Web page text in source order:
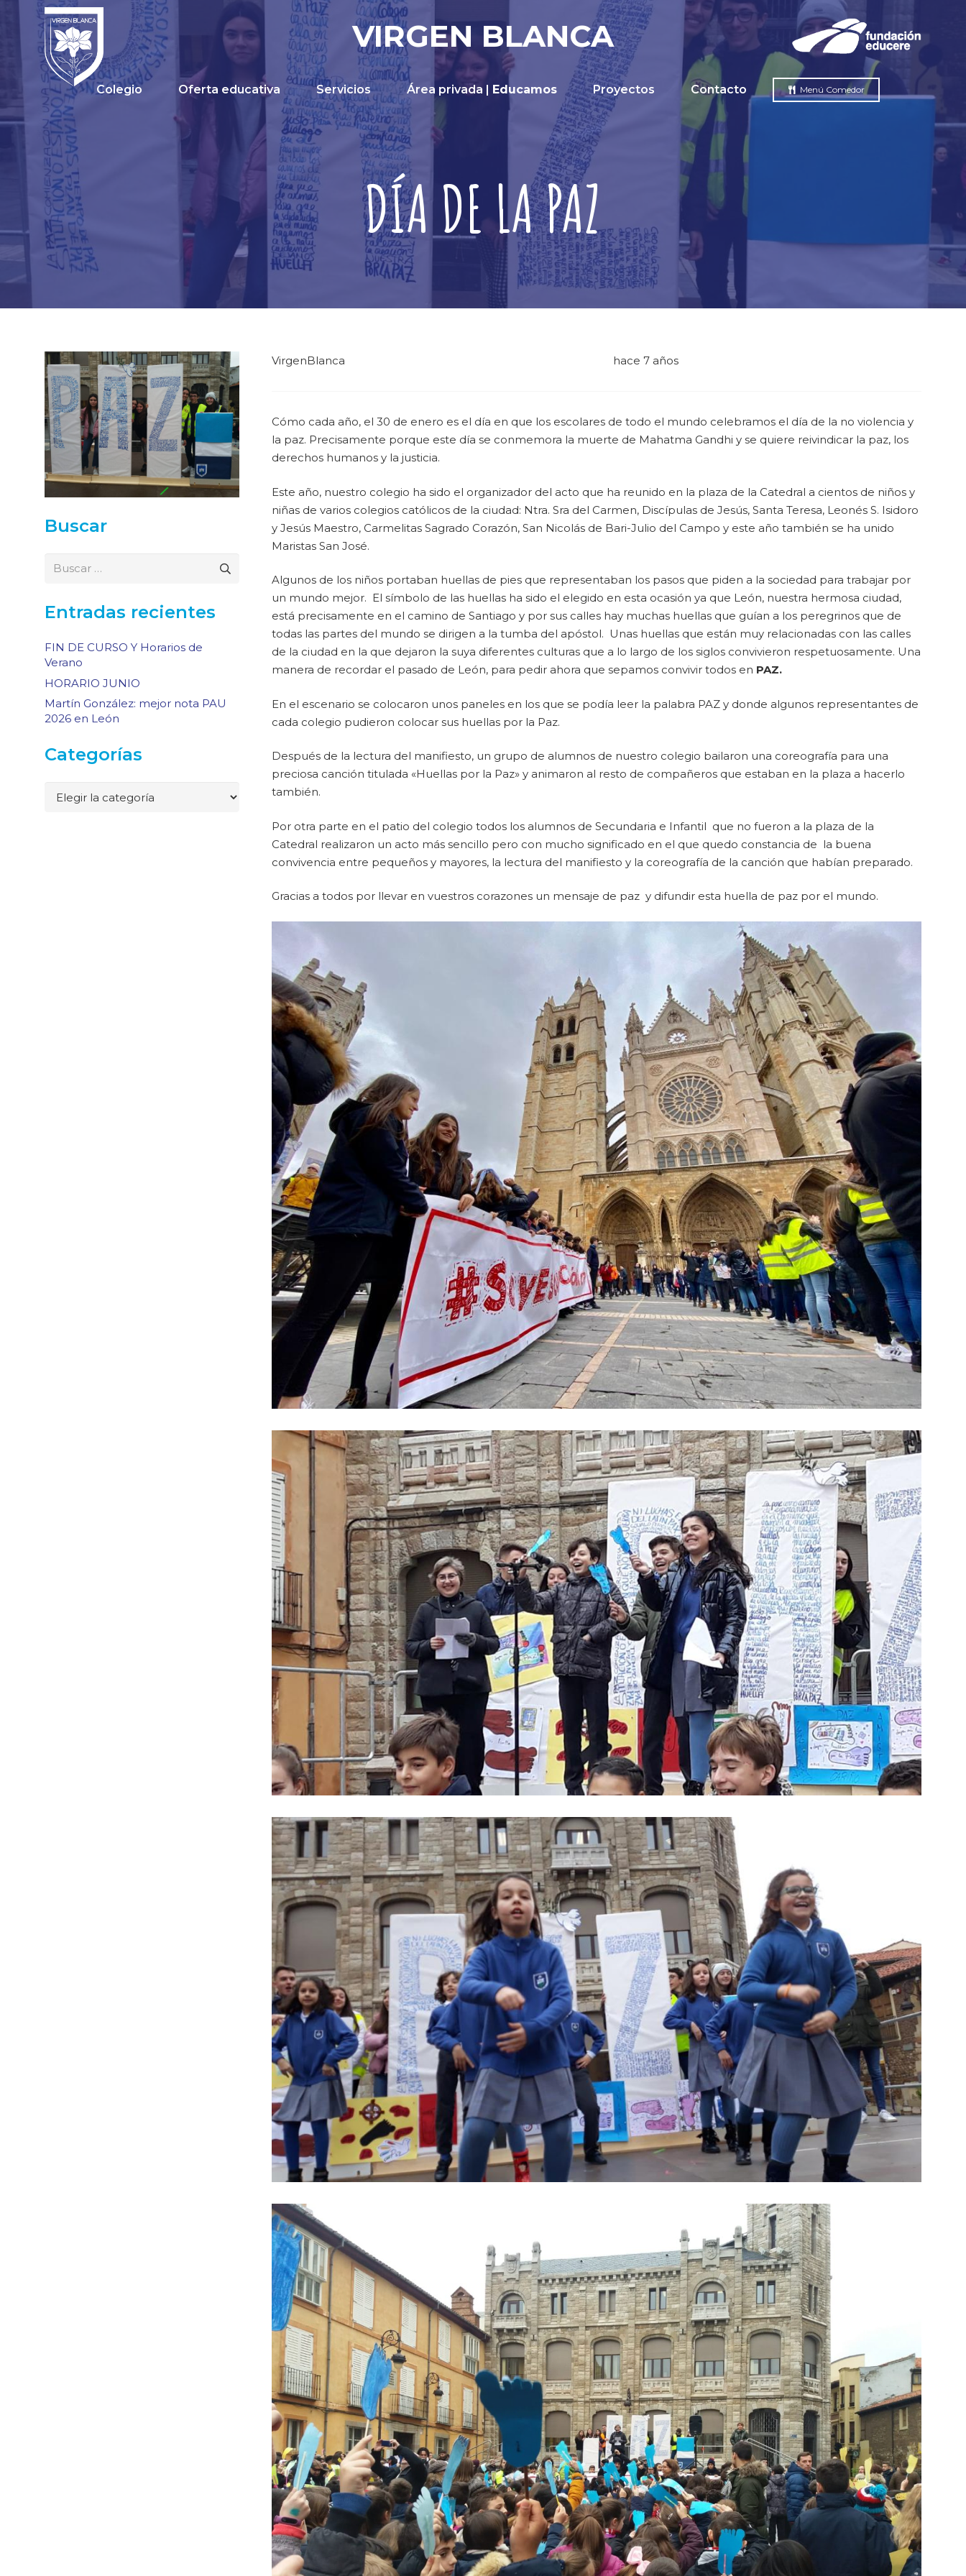
VIRGEN BLANCA
Colegio Oferta educativa Servicios Área privada | Educamos Proyectos Contacto Menú Comedor
DÍA DE LA PAZ
Buscar
Buscar:
Entradas recientes
FIN DE CURSO Y Horarios de
Verano
HORARIO JUNIO
Martín González: mejor nota PAU
2026 en León
Categorías
Categorías
VirgenBlanca hace 7 años
Cómo cada año, el 30 de enero es el día en que los escolares de todo el mundo celebramos el día de la no violencia y
la paz. Precisamente porque este día se conmemora la muerte de Mahatma Gandhi y se quiere reivindicar la paz, los
derechos humanos y la justicia.
Este año, nuestro colegio ha sido el organizador del acto que ha reunido en la plaza de la Catedral a cientos de niños y
niñas de varios colegios católicos de la ciudad: Ntra. Sra del Carmen, Discípulas de Jesús, Santa Teresa, Leonés S. Isidoro
y Jesús Maestro, Carmelitas Sagrado Corazón, San Nicolás de Bari-Julio del Campo y este año también se ha unido
Maristas San José.
Algunos de los niños portaban huellas de pies que representaban los pasos que piden a la sociedad para trabajar por
un mundo mejor. El símbolo de las huellas ha sido el elegido en esta ocasión ya que León, nuestra hermosa ciudad,
está precisamente en el camino de Santiago y por sus calles hay muchas huellas que guían a los peregrinos que de
todas las partes del mundo se dirigen a la tumba del apóstol. Unas huellas que están muy relacionadas con las calles
de la ciudad en la que dejaron la suya diferentes culturas que a lo largo de los siglos convivieron respetuosamente. Una
manera de recordar el pasado de León, para pedir ahora que sepamos convivir todos en PAZ.
En el escenario se colocaron unos paneles en los que se podía leer la palabra PAZ y donde algunos representantes de
cada colegio pudieron colocar sus huellas por la Paz.
Después de la lectura del manifiesto, un grupo de alumnos de nuestro colegio bailaron una coreografía para una
preciosa canción titulada «Huellas por la Paz» y animaron al resto de compañeros que estaban en la plaza a hacerlo
también.
Por otra parte en el patio del colegio todos los alumnos de Secundaria e Infantil que no fueron a la plaza de la
Catedral realizaron un acto más sencillo pero con mucho significado en el que quedo constancia de la buena
convivencia entre pequeños y mayores, la lectura del manifiesto y la coreografía de la canción que habían preparado.
Gracias a todos por llevar en vuestros corazones un mensaje de paz y difundir esta huella de paz por el mundo.